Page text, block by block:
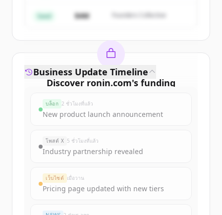
Seed $4M Founders Collective
Discover ronin.com's funding
Sign up for free to view allfunding
New accounts include trial credits to
get started.
Create Free Account
Business Update Timeline
บล็อก 2 ชั่วโมงที่แล้ว
New product launch announcement
โพสต์ X 5 ชั่วโมงที่แล้ว
Industry partnership revealed
เว็บไซต์ เมื่อวาน
Pricing page updated with new tiers